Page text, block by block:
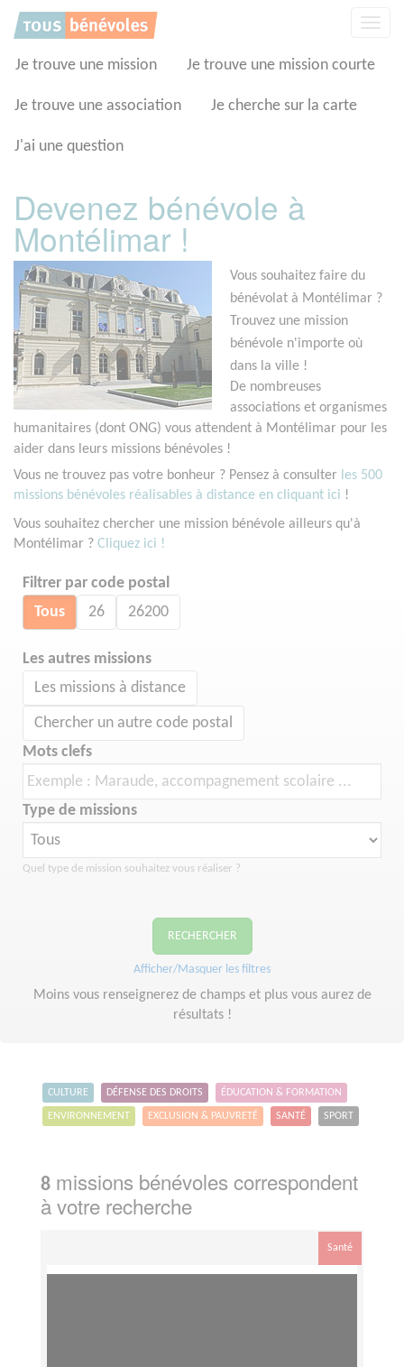
Je trouve une mission Je trouve une mission courte
Je trouve une association Je cherche sur la carte
J'ai une question
Devenez bénévole à
Montélimar !
Vous souhaitez faire du
bénévolat à Montélimar ?
Trouvez une mission
bénévole n'importe où
dans la ville !
De nombreuses
associations et organismes
humanitaires (dont ONG) vous attendent à Montélimar pour les
aider dans leurs missions bénévoles !
Vous ne trouvez pas votre bonheur ? Pensez à consulter les 500
missions bénévoles réalisables à distance en cliquant ici !
Vous souhaitez chercher une mission bénévole ailleurs qu'à
Montélimar ? Cliquez ici !
Filtrer par code postal
Tous 26 26200
Les autres missions
Les missions à distance
Chercher un autre code postal
Mots clefs
Type de missions
Quel type de mission souhaitez vous réaliser ?
RECHERCHER
Afficher/Masquer les filtres
Moins vous renseignerez de champs et plus vous aurez de
résultats !
CULTURE DÉFENSE DES DROITS ÉDUCATION & FORMATION
ENVIRONNEMENT EXCLUSION & PAUVRETÉ SANTÉ SPORT
8 missions bénévoles correspondent
à votre recherche
Santé
Panneau de gestion des cookies